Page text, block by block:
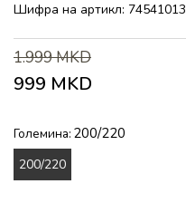
Шифра на артикл: 74541013
1.999MKD
999 MKD
Големина: 200/220
200/220